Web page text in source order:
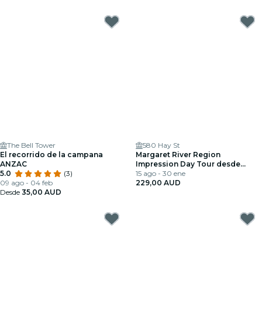
The Bell Tower
El recorrido de la campana
ANZAC
5.0
(3)
09 ago - 04 feb
Desde 35,00 AUD
580 Hay St
Margaret River Region
Impression Day Tour desde
Perth
15 ago - 30 ene
229,00 AUD